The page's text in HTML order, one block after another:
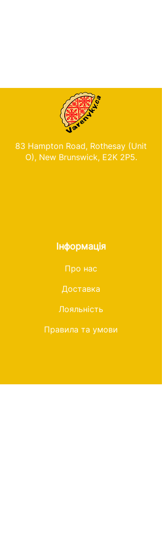
83 Hampton Road, Rothesay (Unit
O), New Brunswick, E2K 2P5.
Інформація
Про нас
Доставка
Лояльність
Правила та умови